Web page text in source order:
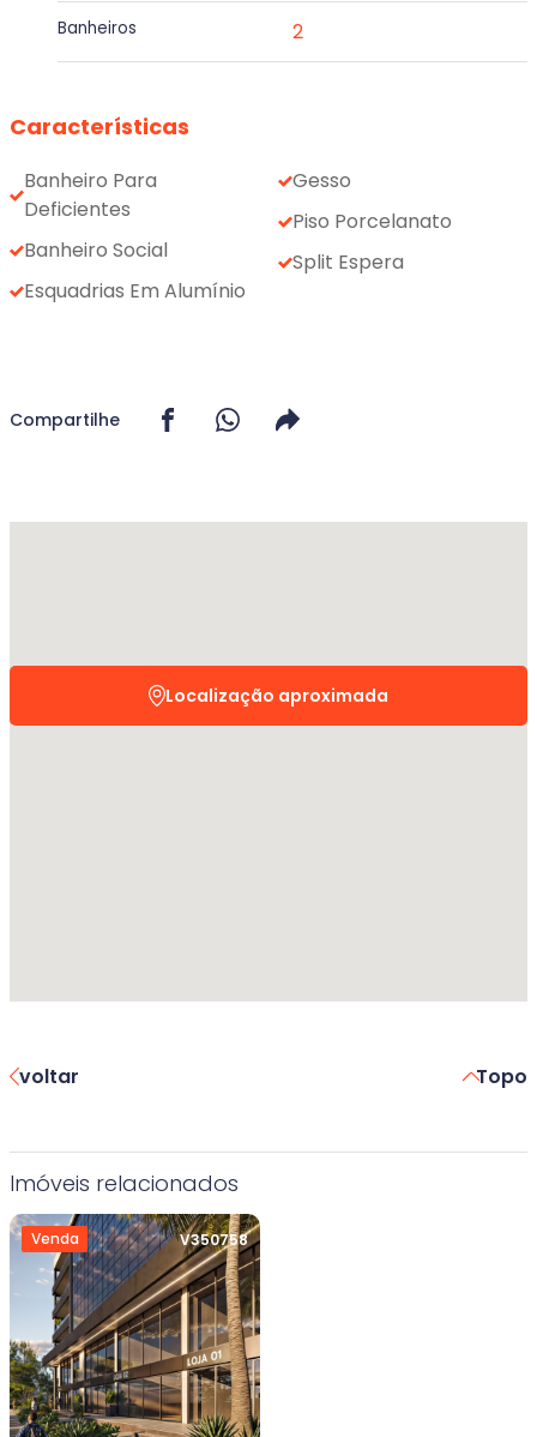
Banheiros 2
Características
Banheiro Para
Deficientes
Banheiro Social
Esquadrias Em Alumínio
Gesso
Piso Porcelanato
Split Espera
Compartilhe
Localização aproximada
voltar Topo
Imóveis relacionados
Venda V350758